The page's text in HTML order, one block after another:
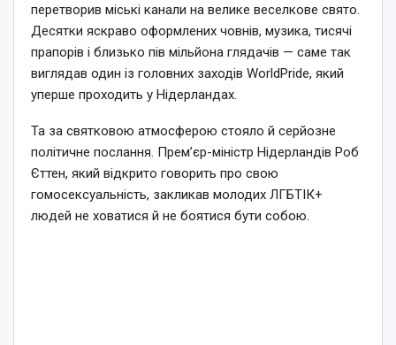
перетворив міські канали на велике веселкове свято.
Десятки яскраво оформлених човнів, музика, тисячі
прапорів і близько пів мільйона глядачів — саме так
виглядав один із головних заходів WorldPride, який
уперше проходить у Нідерландах.
Та за святковою атмосферою стояло й серйозне
політичне послання. Прем’єр-міністр Нідерландів Роб
Єттен, який відкрито говорить про свою
гомосексуальність, закликав молодих ЛГБТІК+
людей не ховатися й не боятися бути собою.